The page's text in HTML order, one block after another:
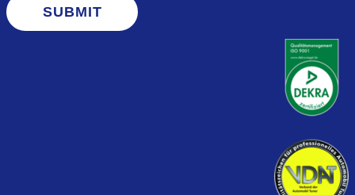
SUBMIT